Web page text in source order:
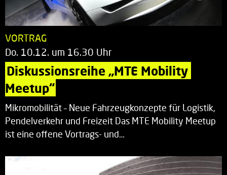
VORTRAG
Do. 10.12. um 16.30 Uhr
Diskussionsreihe „MTE Mobility
Meetup“
Mikromobilität – Neue Fahrzeugkonzepte für Logistik,
Pendelverkehr und Freizeit Das MTE Mobility Meetup
ist eine offene Vortrags- und…